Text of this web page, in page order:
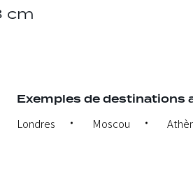
cm
Exemples de destinations
Londres Moscou